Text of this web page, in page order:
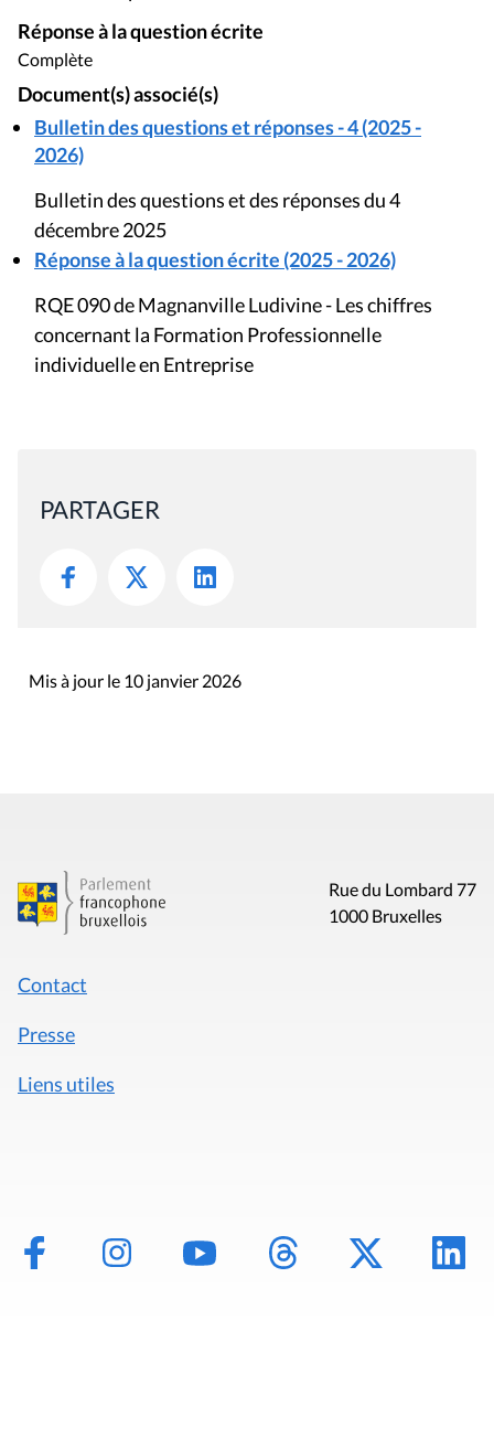
Réponse à la question écrite
Complète
Document(s) associé(s)
Bulletin des questions et réponses - 4 (2025 -
2026)
Bulletin des questions et des réponses du 4
décembre 2025
Réponse à la question écrite (2025 - 2026)
RQE 090 de Magnanville Ludivine - Les chiffres
concernant la Formation Professionnelle
individuelle en Entreprise
PARTAGER
Mis à jour le 10 janvier 2026
Rue du Lombard 77
1000 Bruxelles
Contact
Presse
Liens utiles